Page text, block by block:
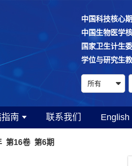
中国科技核心
中国生物医学
国家卫生计生
学位与研究生
南 联系我们 English
第16卷 第6期